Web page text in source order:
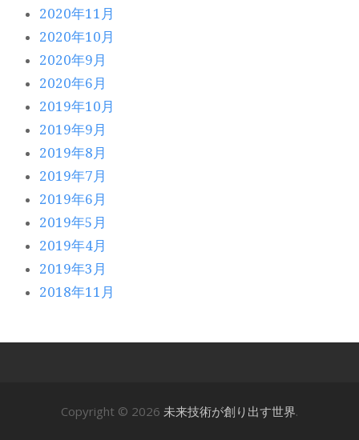
2020年11月
2020年10月
2020年9月
2020年6月
2019年10月
2019年9月
2019年8月
2019年7月
2019年6月
2019年5月
2019年4月
2019年3月
2018年11月
Copyright © 2026 未来技術が創り出す世界.